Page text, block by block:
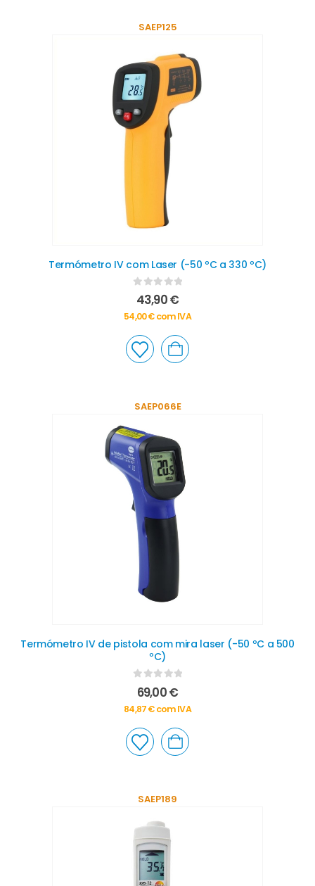
SAEP125
Termómetro IV com Laser (-50 ºC a 330 ºC)
out of 5
43,90€
54,00€com IVA
SAEP066E
Termómetro IV de pistola com mira laser (-50 ºC a 500
ºC)
0out of 5
69,00€
84,87€com IVA
SAEP189